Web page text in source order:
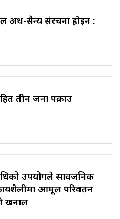
दल अर्ध-सैन्य संरचना होइन :
तीन जना पक्राउ
उपयोगले सार्वजनिक
आमूल परिवर्तन
खनाल